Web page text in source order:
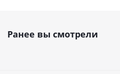
Ранее вы смотрели